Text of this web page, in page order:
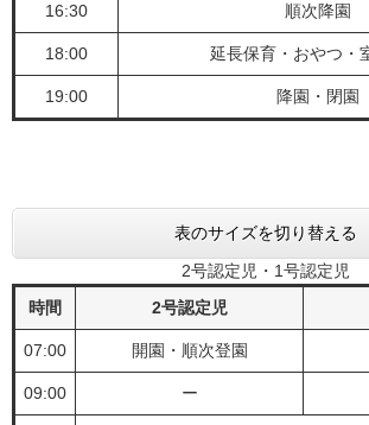
16:30 順次降園
18:00 延長保育・おやつ・
19:00 降園・閉園
表のサイズを切り替える
2号認定児・1号認定児
時間
2号認定児
07:00 開園・順次登園
09:00 ー